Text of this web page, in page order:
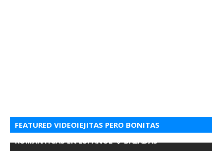
FEATURED VIDEOIEJITAS PERO BONITAS
ROMANTICAS EN ESPANOL 💘 BALADAS